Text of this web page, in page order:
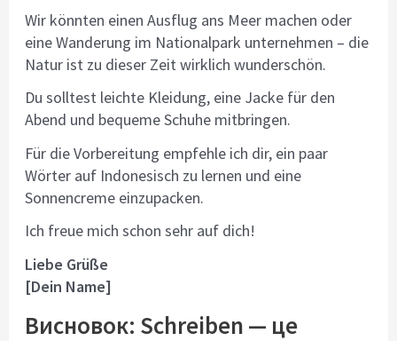
Wir könnten einen Ausflug ans Meer machen oder
eine Wanderung im Nationalpark unternehmen – die
Natur ist zu dieser Zeit wirklich wunderschön.
Du solltest leichte Kleidung, eine Jacke für den
Abend und bequeme Schuhe mitbringen.
Für die Vorbereitung empfehle ich dir, ein paar
Wörter auf Indonesisch zu lernen und eine
Sonnencreme einzupacken.
Ich freue mich schon sehr auf dich!
Liebe Grüße
[Dein Name]
Висновок: Schreiben — це